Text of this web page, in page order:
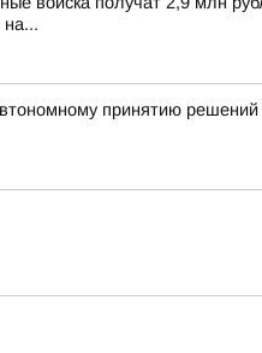
на...
принятию решений